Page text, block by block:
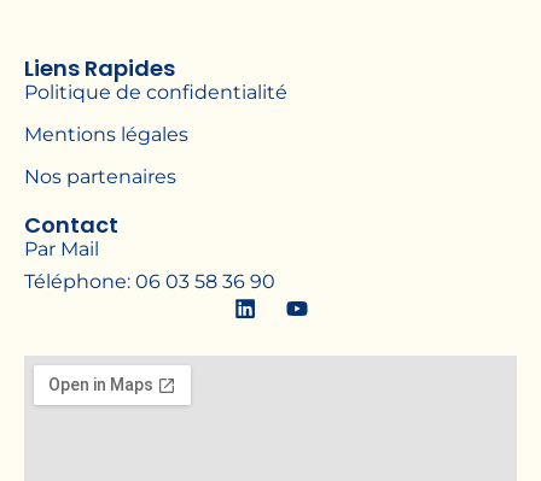
Liens Rapides
Politique de confidentialité
Mentions légales
Nos partenaires
Contact
Par Mail
Téléphone: 06 03 58 36 90